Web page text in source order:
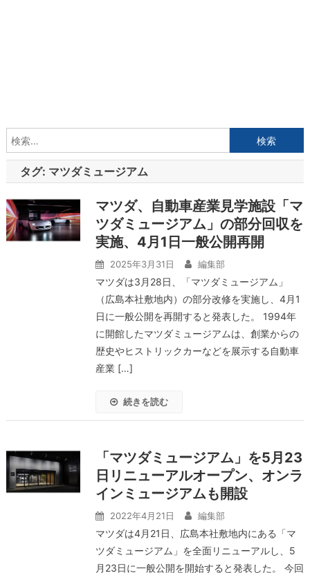
索:
タグ: マツダミュージアム
マツダ、自動車産業見学施設「マ
ツダミュージアム」の部分回収を
実施、4月1日一般公開再開
2025年3月31日 編集部
マツダは3月28日、「マツダミュージアム」
（広島本社敷地内）の部分改修を実施し、4月1
日に一般公開を再開すると発表した。 1994年
に開館したマツダミュージアムは、創業からの
歴史やヒストリックカーなどを展示する自動車
産業 […]
続きを読む
「マツダミュージアム」を5月23
日リニューアルオープン、オンラ
インミュージアムも開設
2022年4月21日 編集部
マツダは4月21日、広島本社敷地内にある「マ
ツダミュージアム」を全面リニューアルし、5
月23日に一般公開を開始すると発表した。 今回